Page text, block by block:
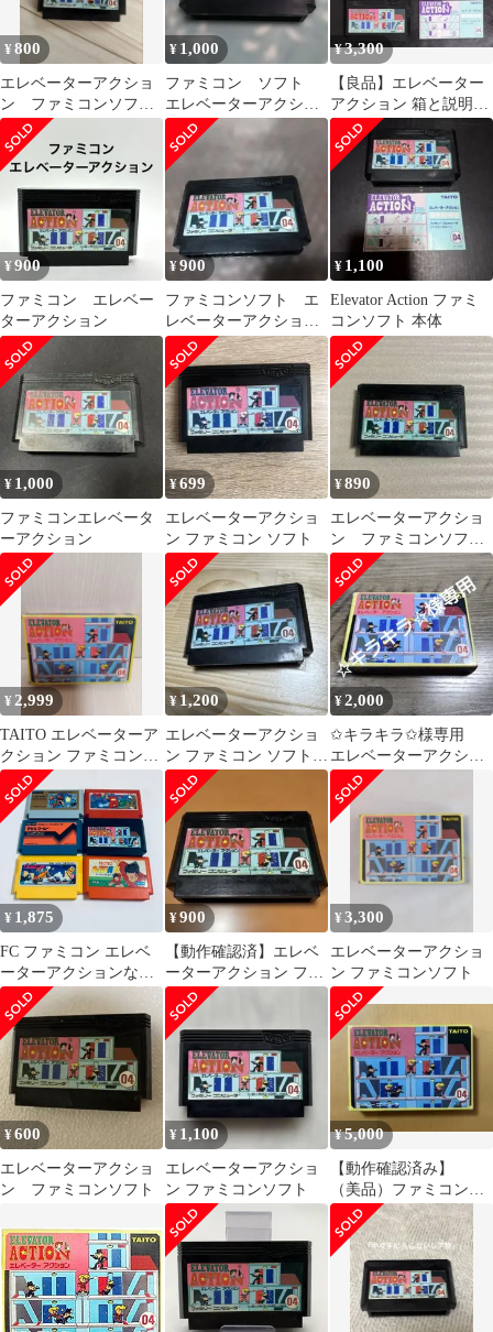
¥800
エレベーターアクショ
ン ファミコンソフ
ト ソフトのみ
¥ 1,000
ファミコン ソフト
エレベーターアクショ
ン
¥3,300
【良品】エレベーター
アクション 箱と説明書
付き ファミコン FC
¥900
ファミコン エレベー
ターアクション
¥900
ファミコンソフト エ
レベーターアクショ
ン 管理ナンバー4073
¥ 1,100
Elevator Action ファミ
コンソフト 本体
¥ 1,000
ファミコンエレベータ
ーアクション
¥699
エレベーターアクショ
ン ファミコン ソフト
¥890
エレベーターアクショ
ン ファミコンソフ
ト タイトー
¥ 2,999
TAITO エレベーターア
クション ファミコンソ
フト
¥ 1,200
エレベーターアクショ
ン ファミコン ソフト
動作確認済み
¥2,000
✩キラキラ✩様専用
エレベーターアクショ
ン
¥ 1,875
FC ファミコン エレベ
ーターアクションなど
6個 セット まとめ 起動
確認済 6100345
¥900
【動作確認済】エレベ
ーターアクション ファ
ミコンソフト
¥3,300
エレベーターアクショ
ン ファミコンソフト
¥600
エレベーターアクショ
ン ファミコンソフト
¥ 1,100
エレベーターアクショ
ン ファミコンソフト
¥5,000
【動作確認済み】
（美品）ファミコン
エレベーターアクショ
ン 箱説付き